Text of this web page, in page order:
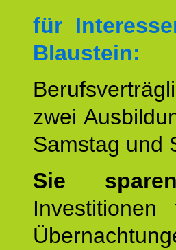
für
Blaustein:
zwei
Samstag und
Sie